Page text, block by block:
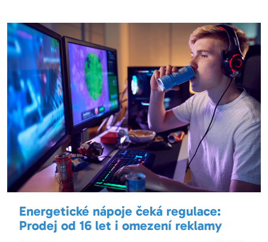
Energetické nápoje čeká regulace:
Prodej od 16 let i omezení reklamy